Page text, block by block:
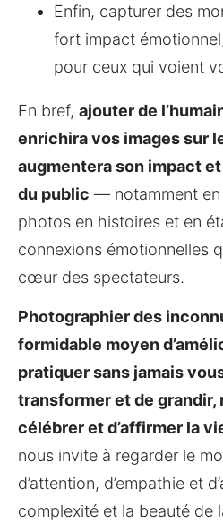
Enfin, capturer des
fort impact
pour ceux qui voient
En bref, ajouter de
enrichira vos images sur
augmentera son impact
du public — notamment
photos en histoires et en
connexions émotionnelles
cœur des spectateurs.
Photographier des
formidable moyen
pratiquer sans jamais
transformer et de grandir,
célébrer et d’affirmer la
nous invite à regarder le
d’attention, d’empathie et
complexité et la beauté de